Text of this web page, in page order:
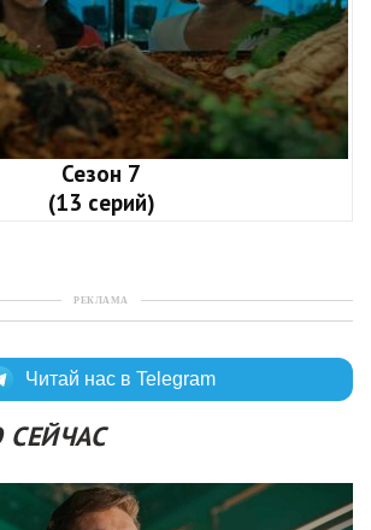
Сезон 7
(13 серий)
РЕКЛАМА
Читай нас в Telegram